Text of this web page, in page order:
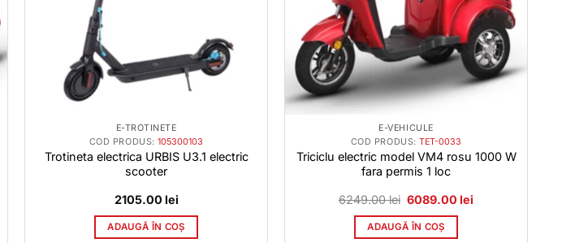
E-TROTINETE
COD PRODUS:105300103
Trotineta electrica URBIS U3.1 electric
scooter
2105.00 lei
ADAUGĂ ÎN COȘ
E-VEHICULE
COD PRODUS:TET-0033
Triciclu electric model VM4 rosu 1000 W
fara permis 1 loc
6249.00lei Prețul
a
fost:
6089.00lei
ADAUGĂ ÎN COȘ